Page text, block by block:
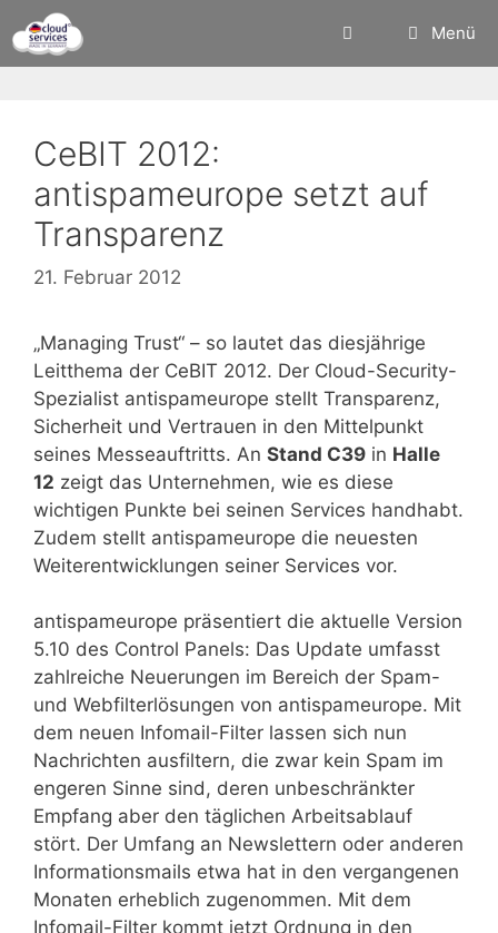
Inhalt
springen
Menü
CeBIT 2012:
antispameurope setzt auf
Transparenz
21. Februar 2012
„Managing Trust“ – so lautet das diesjährige
Leitthema der CeBIT 2012. Der Cloud-Security-
Spezialist antispameurope stellt Transparenz,
Sicherheit und Vertrauen in den Mittelpunkt
seines Messeauftritts. An Stand C39 in Halle
12 zeigt das Unternehmen, wie es diese
wichtigen Punkte bei seinen Services handhabt.
Zudem stellt antispameurope die neuesten
Weiterentwicklungen seiner Services vor.
antispameurope präsentiert die aktuelle Version
5.10 des Control Panels: Das Update umfasst
zahlreiche Neuerungen im Bereich der Spam-
und Webfilterlösungen von antispameurope. Mit
dem neuen Infomail-Filter lassen sich nun
Nachrichten ausfiltern, die zwar kein Spam im
engeren Sinne sind, deren unbeschränkter
Empfang aber den täglichen Arbeitsablauf
stört. Der Umfang an Newslettern oder anderen
Informationsmails etwa hat in den vergangenen
Monaten erheblich zugenommen. Mit dem
Infomail-Filter kommt jetzt Ordnung in den